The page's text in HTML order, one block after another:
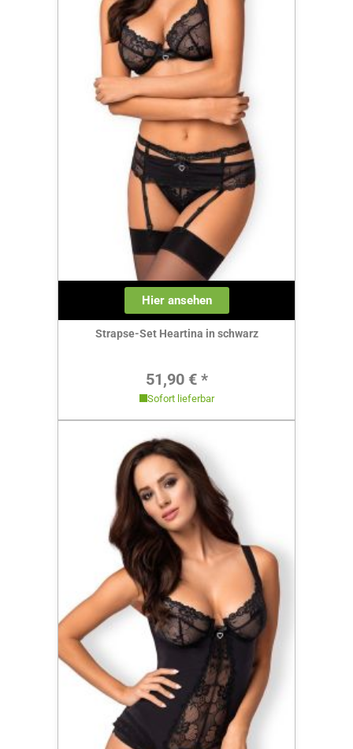
Hier ansehen
Strapse-Set Heartina in schwarz
Regulärer Preis:
51,90 € *
Sofort lieferbar